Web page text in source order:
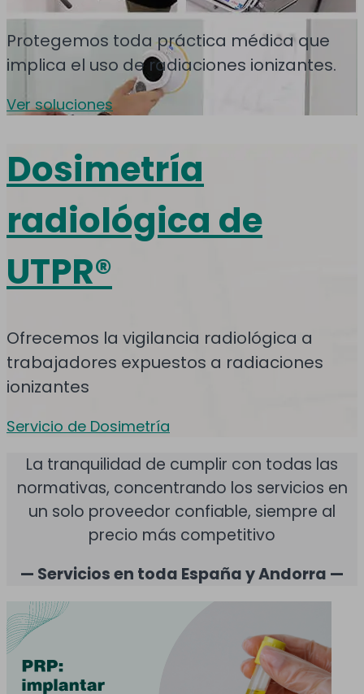
Protegemos toda práctica médica que
implica el uso de radiaciones ionizantes.
Ver soluciones
Dosimetría
radiológica de
UTPR®
Ofrecemos la vigilancia radiológica a
trabajadores expuestos a radiaciones
ionizantes
Servicio de Dosimetría
La tranquilidad de cumplir con todas las
normativas, concentrando los servicios en
un solo proveedor confiable, siempre al
precio más competitivo
— Servicios en toda España y Andorra —